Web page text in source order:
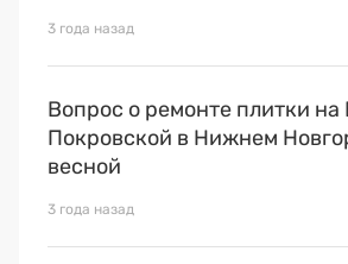
3 года назад
Вопрос о ремонте плитки
Покровской в Нижнем
весной
3 года назад